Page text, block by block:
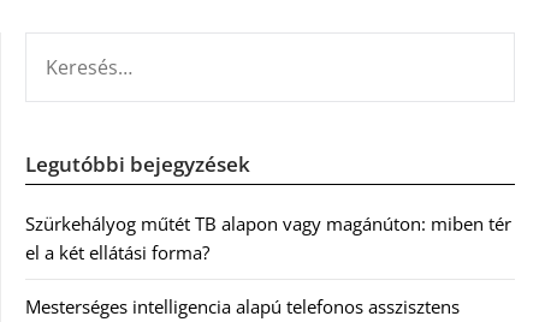
Legutóbbi bejegyzések
Szürkehályog műtét TB alapon vagy magánúton: miben tér
el a két ellátási forma?
Mesterséges intelligencia alapú telefonos asszisztens